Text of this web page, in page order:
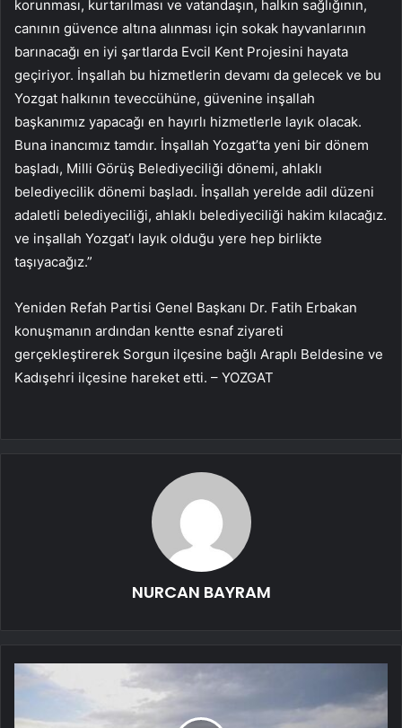
korunması, kurtarılması ve vatandaşın, halkın sağlığının,
canının güvence altına alınması için sokak hayvanlarının
barınacağı en iyi şartlarda Evcil Kent Projesini hayata
geçiriyor. İnşallah bu hizmetlerin devamı da gelecek ve bu
Yozgat halkının teveccühüne, güvenine inşallah
başkanımız yapacağı en hayırlı hizmetlerle layık olacak.
Buna inancımız tamdır. İnşallah Yozgat’ta yeni bir dönem
başladı, Milli Görüş Belediyeciliği dönemi, ahlaklı
belediyecilik dönemi başladı. İnşallah yerelde adil düzeni
adaletli belediyeciliği, ahlaklı belediyeciliği hakim kılacağız.
ve inşallah Yozgat’ı layık olduğu yere hep birlikte
taşıyacağız.”
Yeniden Refah Partisi Genel Başkanı Dr. Fatih Erbakan
konuşmanın ardından kentte esnaf ziyareti
gerçekleştirerek Sorgun ilçesine bağlı Araplı Beldesine ve
Kadışehri ilçesine hareket etti. – YOZGAT
NURCAN BAYRAM